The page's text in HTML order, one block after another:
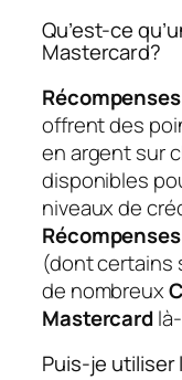
Qu’est-ce
Mastercard?
offrent des
en argent sur
disponibles
niveaux de
(dont certains
de nombreux
Mastercard
Puis-je utiliser